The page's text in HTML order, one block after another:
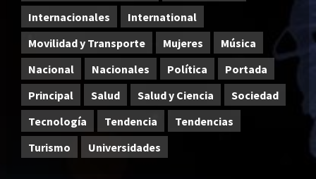
Internacionales
International
Movilidad y Transporte
Mujeres
Música
Nacional
Nacionales Política
Portada
Principal
Salud Salud y Ciencia
Sociedad
Tecnología
Tendencia
Tendencias
Turismo
Universidades